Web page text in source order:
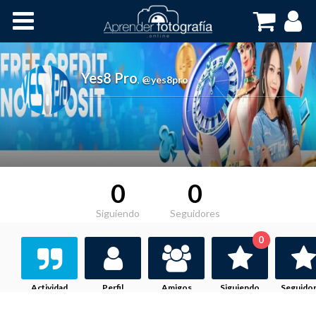
Cursos OnLine
Yes8 Pro, @yes8pro
0
Siguiendo
0
Seguidores
Actividad Perfil Amigos Siguiendo
0